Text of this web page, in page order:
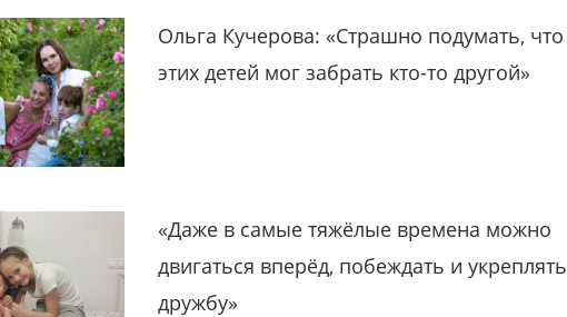
Ольга Кучерова: «Страшно подумать, что
этих детей мог забрать кто-то другой»
«Даже в самые тяжёлые времена можно
двигаться вперёд, побеждать и укреплять
дружбу»